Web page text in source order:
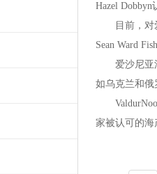
Hazel Dobbyn
目前，
Sean Ward
爱沙尼亚
如乌克兰和俄
家被认可